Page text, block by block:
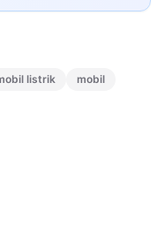
listrik
mobil